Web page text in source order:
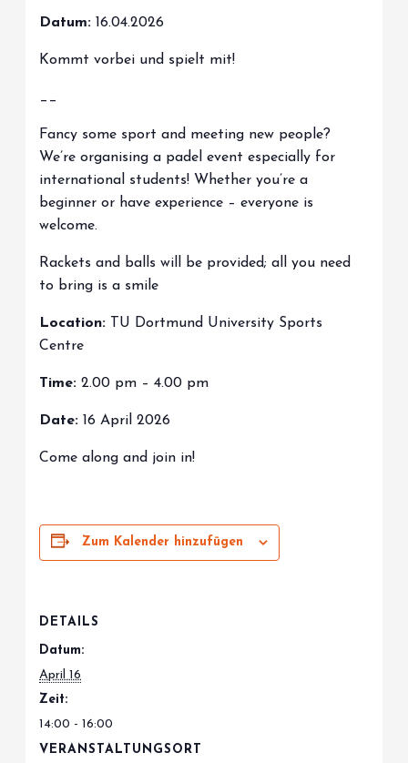
Datum: 16.04.2026
Kommt vorbei und spielt mit!
__
Fancy some sport and meeting new people?
We’re organising a padel event especially for
international students! Whether you’re a
beginner or have experience – everyone is
welcome.
Rackets and balls will be provided; all you need
to bring is a smile
Location: TU Dortmund University Sports
Centre
Time: 2.00 pm – 4.00 pm
Date: 16 April 2026
Come along and join in!
Zum Kalender hinzufügen
DETAILS
Datum:
April 16
Zeit:
14:00 - 16:00
VERANSTALTUNGSORT